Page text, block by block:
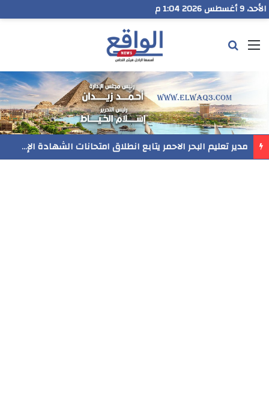
الأحد، 9 أغسطس 2026 1:04 م
القائمة
مدير تعليم البحر الاحمر يتابع انطلاق امتحانات الشهادة الإعدادية ويؤكد: الانضباط